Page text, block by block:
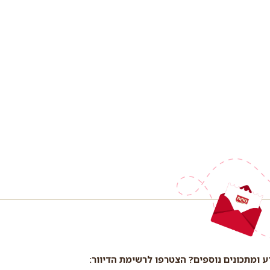
ומתכונים נוספים? הצטרפו לרשימת הדיוור: